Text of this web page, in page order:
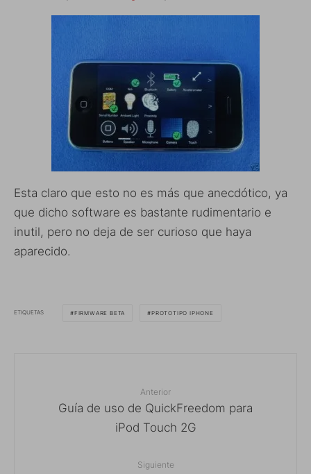
Esta claro que esto no es más que anecdótico, ya
que dicho software es bastante rudimentario e
inutil, pero no deja de ser curioso que haya
aparecido.
ETIQUETAS FIRMWARE BETA PROTOTIPO IPHONE
Anterior
Guía de uso de QuickFreedom para
iPod Touch 2G
Siguiente